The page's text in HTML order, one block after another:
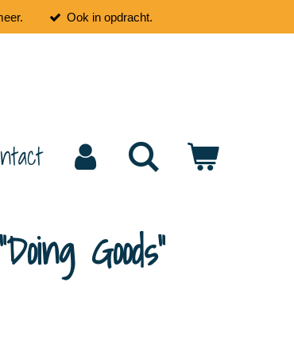
Ook in opdracht.
Goods"